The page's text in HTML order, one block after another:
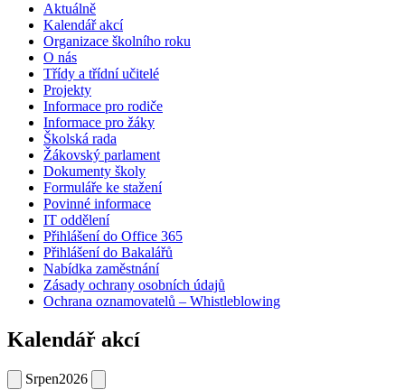
Aktuálně
Kalendář akcí
Organizace školního roku
O nás
Třídy a třídní učitelé
Projekty
Informace pro rodiče
Informace pro žáky
Školská rada
Žákovský parlament
Dokumenty školy
Formuláře ke stažení
Povinné informace
IT oddělení
Přihlášení do Office 365
Přihlášení do Bakalářů
Nabídka zaměstnání
Zásady ochrany osobních údajů
Ochrana oznamovatelů – Whistleblowing
Kalendář akcí
Srpen2026